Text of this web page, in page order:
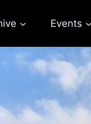
Events